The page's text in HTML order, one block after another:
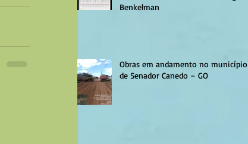
Benkelman
Obras em andamento no município
de Senador Canedo – GO